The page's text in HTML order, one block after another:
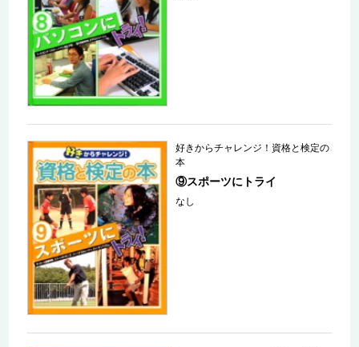
好きからチャレンジ！資格と検定の
本
⑨スポーツにトライ
なし